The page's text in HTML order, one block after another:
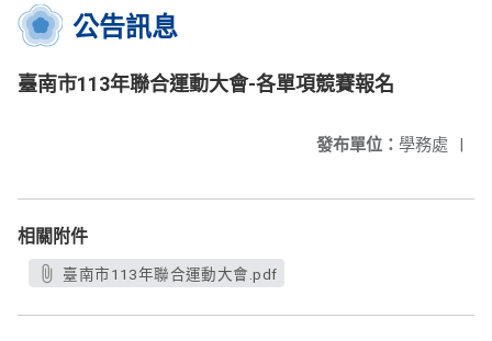
公告訊息
臺南市113年聯合運動大會-各單項競賽報名
發布單位： 學務處 |
相關附件
臺南市113年聯合運動大會.pdf